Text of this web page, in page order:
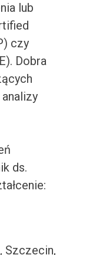
lub
czy
Dobra
ds.
Szczecin,